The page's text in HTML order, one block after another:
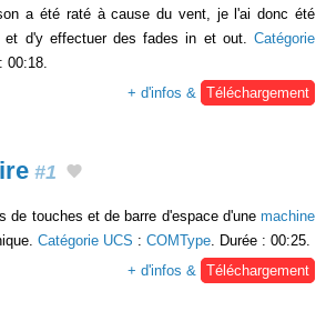
a été raté à cause du vent, je l'ai donc été
et d'y effectuer des fades in et out. Catégorie
00:18.
+ d'infos & Téléchargement
#1
de touches et de barre d'espace d'une machine
Catégorie UCS : COMType. Durée : 00:25.
+ d'infos & Téléchargement